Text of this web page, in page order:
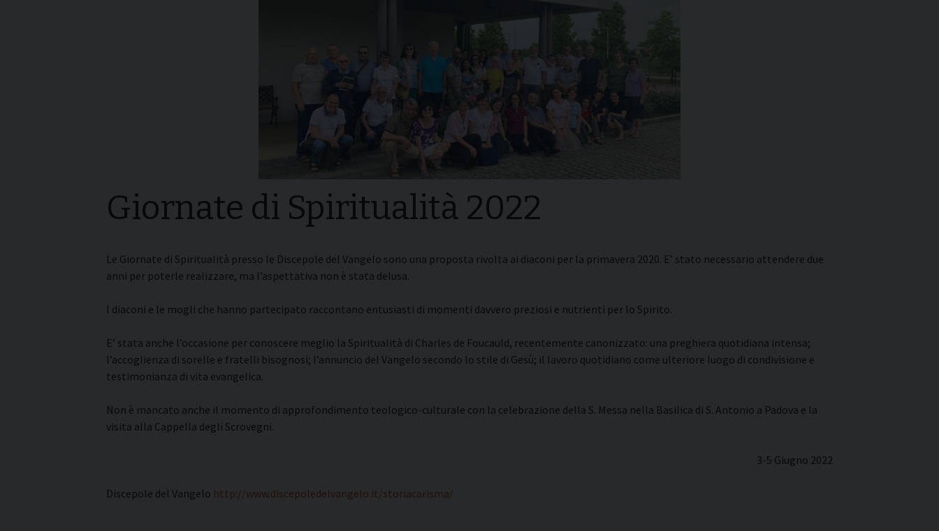
La preghiera del
diacono
Convegni Regionali
Testi Magisteriali
Area riservata
Giornate di Spiritualità 2022
Le Giornate di Spiritualità presso le Discepole del Vangelo sono una proposta rivolta ai diaconi per la primavera 2020. E’ stato necessario attendere due
anni per poterle realizzare, ma l’aspettativa non è stata delusa.
I diaconi e le mogli che hanno partecipato raccontano entusiasti di momenti davvero preziosi e nutrienti per lo Spirito.
E’ stata anche l’occasione per conoscere meglio la Spiritualità di Charles de Foucauld, recentemente canonizzato: una preghiera quotidiana intensa;
l’accoglienza di sorelle e fratelli bisognosi; l’annuncio del Vangelo secondo lo stile di Gesù; il lavoro quotidiano come ulteriore luogo di condivisione e
testimonianza di vita evangelica.
Non è mancato anche il momento di approfondimento teologico-culturale con la celebrazione della S. Messa nella Basilica di S. Antonio a Padova e la
visita alla Cappella degli Scrovegni.
3-5 Giugno 2022
Discepole del Vangelo http://www.discepoledelvangelo.it/storiacarisma/